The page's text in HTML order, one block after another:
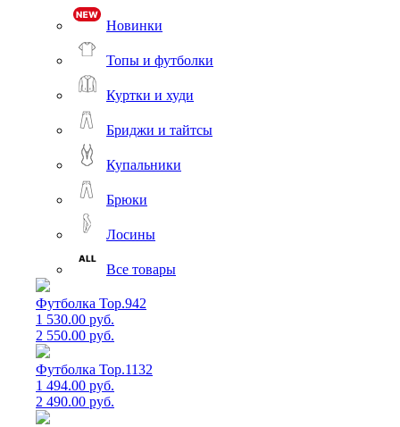
Новинки
Топы и футболки
Куртки и худи
Бриджи и тайтсы
Купальники
Брюки
Лосины
Все товары
Футболка Top.942
1 530.00 руб.
2 550.00 руб.
Футболка Top.1132
1 494.00 руб.
2 490.00 руб.